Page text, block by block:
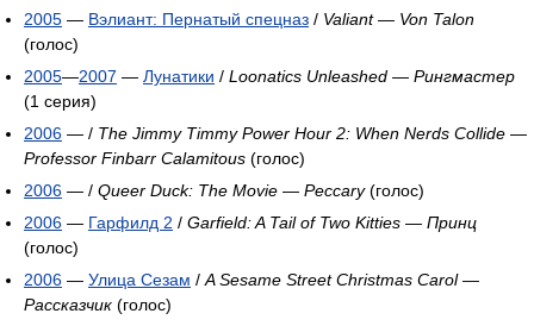
2005 — Вэлиант: Пернатый спецназ / Valiant— Von Talon
(голос)
2005—2007 — Лунатики / Loonatics Unleashed — Рингмастер
(1 серия)
2006 — / The Jimmy Timmy Power Hour 2: When Nerds Collide —
Professor Finbarr Calamitous (голос)
2006 — / Queer Duck: The Movie — Peccary(голос)
2006 — Гарфилд 2 / Garfield: A Tail of Two Kitties — Принц
(голос)
2006 — Улица Сезам / A Sesame Street Christmas Carol—
Рассказчик (голос)